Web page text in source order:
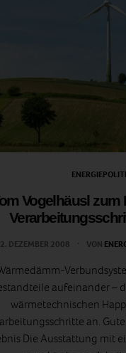
Vogelhäusl zum
2. DEZEMBER 2008 VON
aufeinander –
wärmetechnischen
an.
Die Ausstattung mit